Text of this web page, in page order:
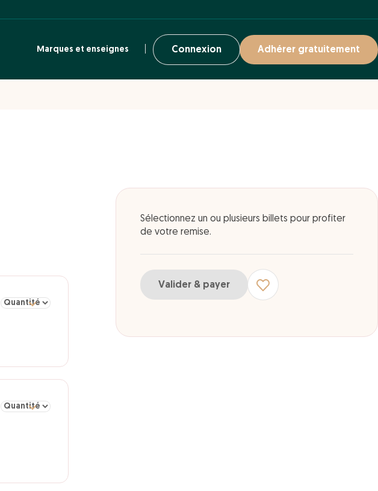
Marques et enseignes Connexion Adhérer gratuitement
Sélectionner la quantité pour Enfant- 28/11/2027
Sélectionner la quantité pour Adulte 28/11/2027
Sélectionnez un ou plusieurs billets pour profiter
de votre remise.
Valider & payer